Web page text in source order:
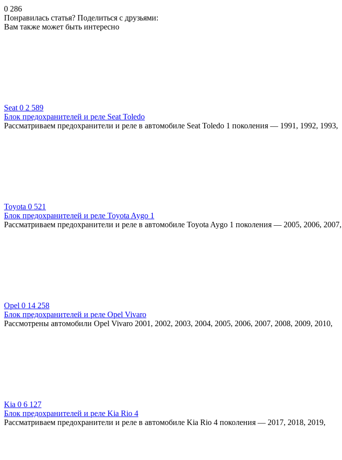
0 286
Понравилась статья? Поделиться с друзьями:
Вам также может быть интересно
Seat 0 2 589
Блок предохранителей и реле Seat Toledo
Рассматриваем предохранители и реле в автомобиле Seat Toledo 1 поколения — 1991, 1992, 1993,
Toyota 0 521
Блок предохранителей и реле Toyota Aygo 1
Рассматриваем предохранители и реле в автомобиле Toyota Aygo 1 поколения — 2005, 2006, 2007,
Opel 0 14 258
Блок предохранителей и реле Opel Vivaro
Рассмотрены автомобили Opel Vivaro 2001, 2002, 2003, 2004, 2005, 2006, 2007, 2008, 2009, 2010,
Kia 0 6 127
Блок предохранителей и реле Kia Rio 4
Рассматриваем предохранители и реле в автомобиле Kia Rio 4 поколения — 2017, 2018, 2019,